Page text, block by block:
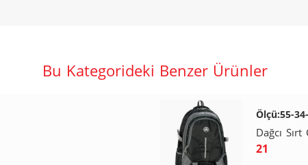
Bu Kategorideki Benzer Ürünler
Ölçü:55-
Dağcı Sırt
21